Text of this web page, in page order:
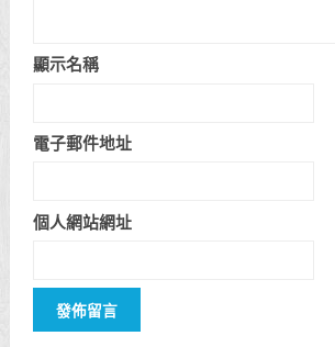
顯示名稱
電子郵件地址
個人網站網址